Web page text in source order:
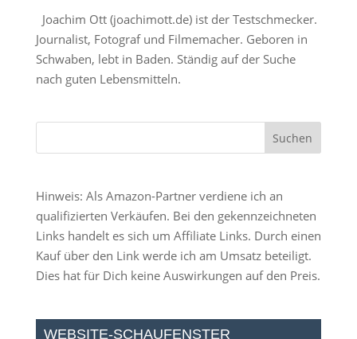
Joachim Ott (joachimott.de) ist der Testschmecker.
Journalist, Fotograf und Filmemacher. Geboren in
Schwaben, lebt in Baden. Ständig auf der Suche
nach guten Lebensmitteln.
Hinweis: Als Amazon-Partner verdiene ich an
qualifizierten Verkäufen. Bei den gekennzeichneten
Links handelt es sich um Affiliate Links. Durch einen
Kauf über den Link werde ich am Umsatz beteiligt.
Dies hat für Dich keine Auswirkungen auf den Preis.
WEBSITE-SCHAUFENSTER